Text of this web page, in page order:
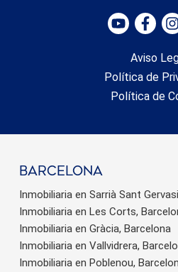
Aviso
Política de
Política de
barcelona
Inmobiliaria en Sarrià Sant
Inmobiliaria en Les Corts,
Inmobiliaria en Gràcia, Barcelona
Inmobiliaria en Vallvidrera,
Inmobiliaria en Poblenou,